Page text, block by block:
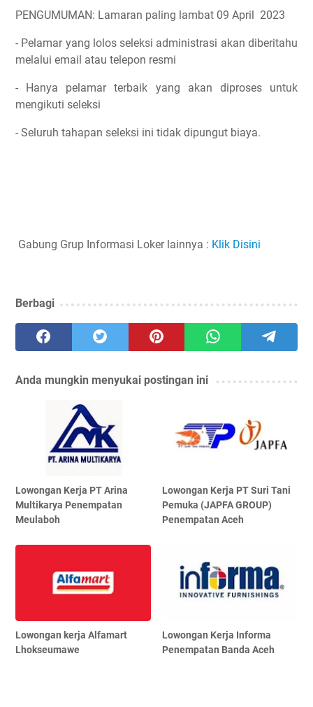
PENGUMUMAN: Lamaran paling lambat 09 April 2023
- Pelamar yang lolos seleksi administrasi akan diberitahu
melalui email atau telepon resmi
- Hanya pelamar terbaik yang akan diproses untuk
mengikuti seleksi
- Seluruh tahapan seleksi ini tidak dipungut biaya.
Gabung Grup Informasi Loker lainnya : Klik Disini
Berbagi
Anda mungkin menyukai postingan ini
Lowongan Kerja PT Arina
Multikarya Penempatan
Meulaboh
Lowongan Kerja PT Suri Tani
Pemuka (JAPFA GROUP)
Penempatan Aceh
Lowongan kerja Alfamart
Lhokseumawe
Lowongan Kerja Informa
Penempatan Banda Aceh